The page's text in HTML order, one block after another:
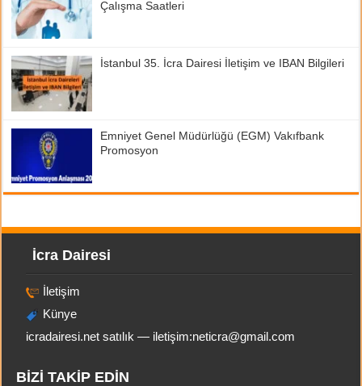
Çalışma Saatleri
İstanbul 35. İcra Dairesi İletişim ve IBAN Bilgileri
Emniyet Genel Müdürlüğü (EGM) Vakıfbank
Promosyon
İcra Dairesi
İletişim
Künye
icradairesi.net satılık — iletişim:neticra@gmail.com
BİZİ TAKİP EDİN